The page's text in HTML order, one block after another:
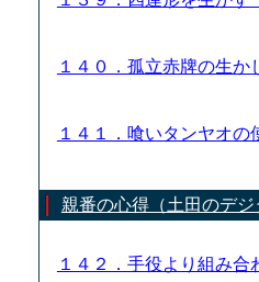
１４０．孤立赤牌の生
１４１．喰いタンヤオ
親番の心得（土田のデジ
１４２．手役より組み